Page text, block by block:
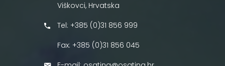
Viškovci, Hrvatska
Tel: +385 (0)31 856 999
Fax: +385 (0)31 856 045